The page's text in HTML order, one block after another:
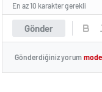
Gönder
En az 10 karakter gerekli
Gönderdiğiniz yorum